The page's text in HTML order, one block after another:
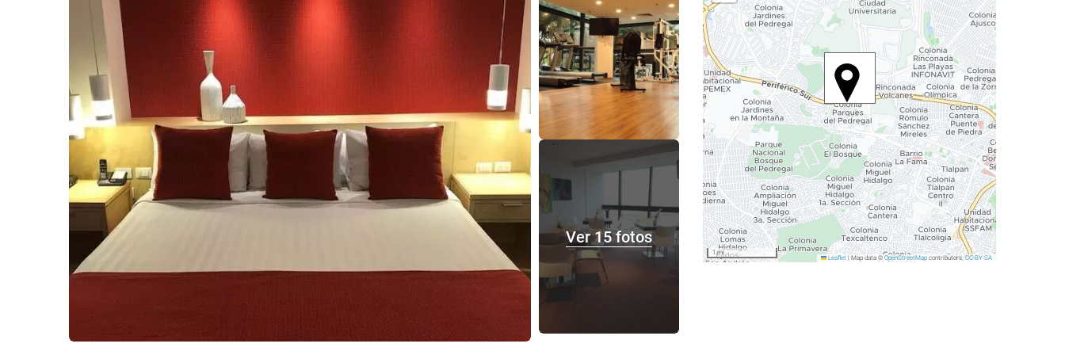
Ver 15 fotos
1 mi
Leaflet Map data © OpenStreetMap contributors,CC-BY-SA